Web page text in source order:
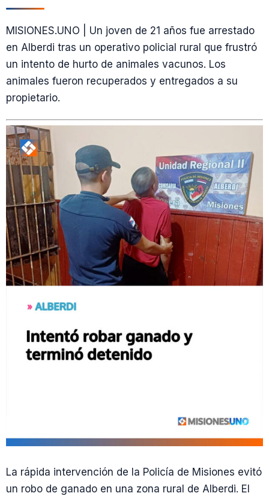
MISIONES.UNO | Un joven de 21 años fue arrestado
en Alberdi tras un operativo policial rural que frustró
un intento de hurto de animales vacunos. Los
animales fueron recuperados y entregados a su
propietario.
La rápida intervención de la Policía de Misiones evitó
un robo de ganado en una zona rural de Alberdi. El